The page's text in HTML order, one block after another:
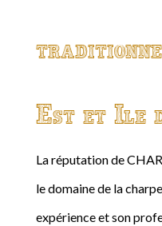
Est et Ile
La réputation de
le domaine de la
expérience et son